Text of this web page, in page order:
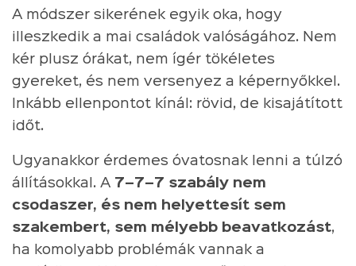
A módszer sikerének egyik oka, hogy
illeszkedik a mai családok valóságához. Nem
kér plusz órákat, nem ígér tökéletes
gyereket, és nem versenyez a képernyőkkel.
Inkább ellenpontot kínál: rövid, de kisajátított
időt.
Ugyanakkor érdemes óvatosnak lenni a túlzó
állításokkal. A 7–7–7 szabály nem
csodaszer, és nem helyettesít sem
szakembert, sem mélyebb beavatkozást,
ha komolyabb problémák vannak a